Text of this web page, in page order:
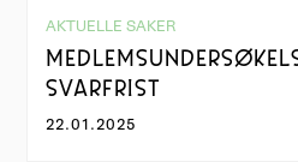
AKTUELLE SAKER
SVARFRIST
22.01.2025